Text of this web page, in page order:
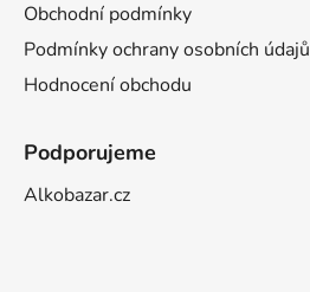
Obchodní podmínky
Podmínky ochrany osobních údajů
Hodnocení obchodu
Podporujeme
Alkobazar.cz